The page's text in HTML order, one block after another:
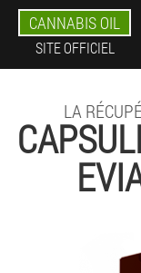
CANNABIS OIL
SITE OFFICIEL
LA